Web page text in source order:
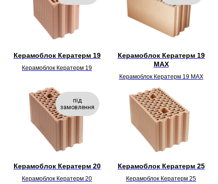
Керамоблок Кератерм 19
Керамоблок Кератерм 19
Керамоблок Кератерм 19
MAX
Керамоблок Кератерм 19 MAX
під
замовлення
Керамоблок Кератерм 20
Керамоблок Кератерм 20
Керамоблок Кератерм 25
Керамоблок Кератерм 25